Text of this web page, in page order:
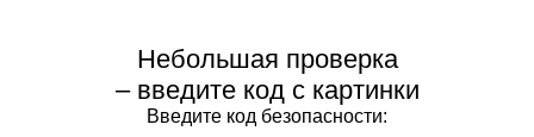
Небольшая проверка
– введите код с картинки
Введите код безопасности: